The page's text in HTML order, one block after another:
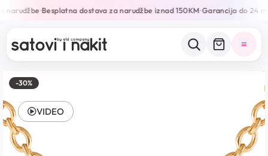
narudžbe•Besplatna dostava za narudžbe iznad 150KM•Garancija do 24
-30%
VIDEO